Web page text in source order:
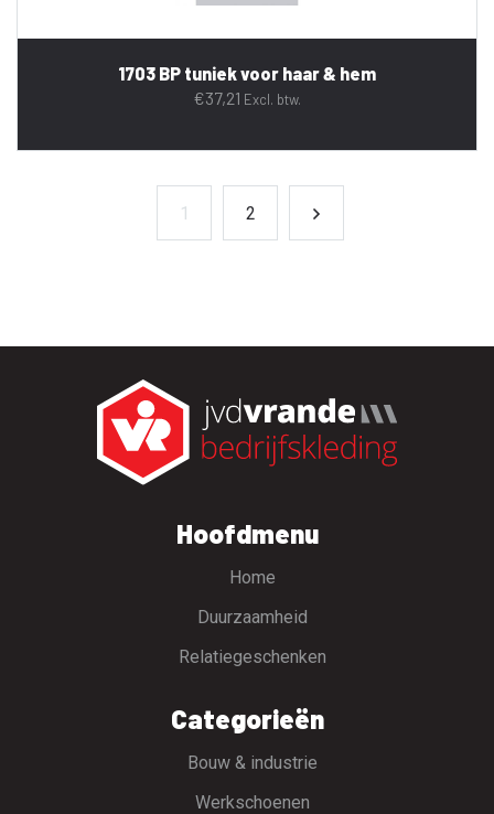
1703 BP tuniek voor haar & hem
€37,21 Excl. btw.
1 2
Hoofdmenu
Home
Duurzaamheid
Relatiegeschenken
Categorieën
Bouw & industrie
Werkschoenen